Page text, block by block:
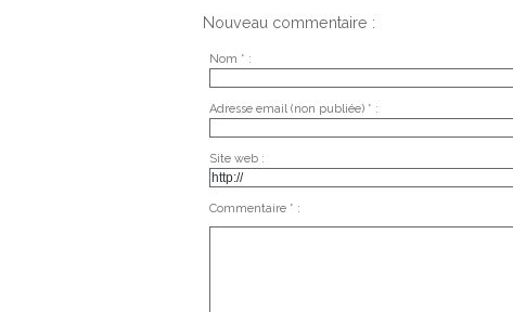
Nouveau commentaire :
Nom * :
Adresse email (non publiée) * :
Site web :
Commentaire * :